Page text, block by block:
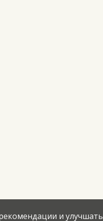
и улучшать